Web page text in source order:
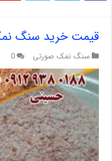
قیمت خرید سنگ
سنگ نمک صورتی 0